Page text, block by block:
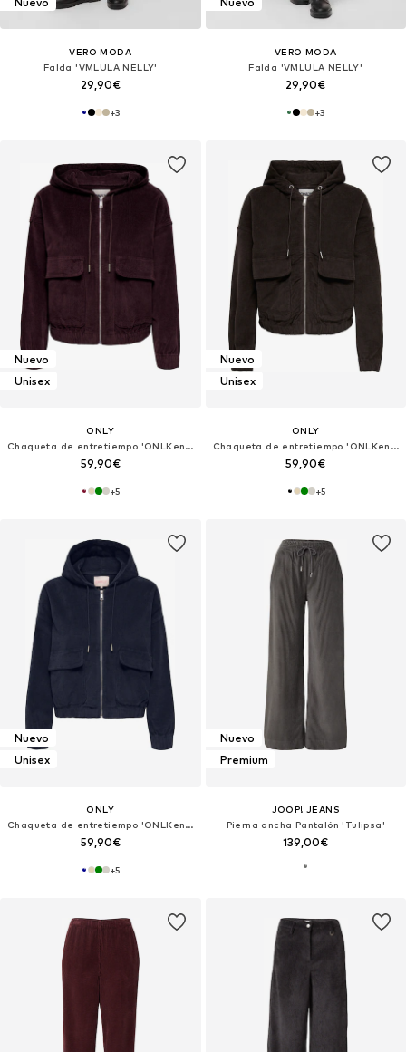
VERO MODA
Falda 'VMLULA NELLY'
29,90€
+3
VERO MODA
Falda 'VMLULA NELLY'
29,90€
+3
Nuevo
Unisex
ONLY
Chaqueta de entretiempo 'ONLKenzie'
59,90€
+5
Nuevo
Unisex
ONLY
Chaqueta de entretiempo 'ONLKenzie'
59,90€
+5
Nuevo
Unisex
ONLY
Chaqueta de entretiempo 'ONLKenzie'
59,90€
+5
Nuevo
Premium
JOOP! JEANS
Pierna ancha Pantalón 'Tulipsa'
139,00€